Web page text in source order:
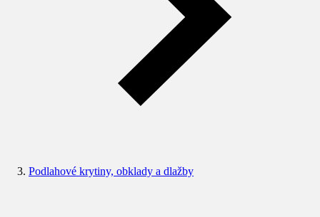
Podlahové krytiny, obklady a dlažby